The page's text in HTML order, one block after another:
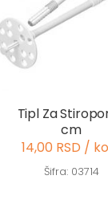
Tipl Za
cm
14,00 RSD /
Šifra: 03714